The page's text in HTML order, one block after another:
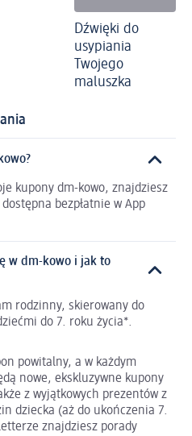
Dźwięki do
usypiania
Twojego
maluszka
kupony dm-kowo, znajdziesz
bezpłatnie w App
w dm-kowo i jak to
rodzinny, skierowany do
do 7. roku życia*.
powitalny, a w każdym
nowe, ekskluzywne kupony
z wyjątkowych prezentów z
dziecka (aż do ukończenia 7.
znajdziesz porady